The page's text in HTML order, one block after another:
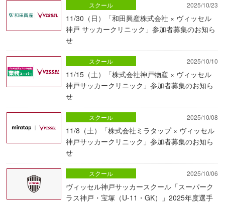
2025/10/23
11/30（日）「和田興産株式会社 × ヴィッセル
神戸 サッカークリニック」参加者募集のお知ら
せ
スクール
2025/10/10
11/15（土）「株式会社神戸物産 × ヴィッセル
神戸サッカークリニック」参加者募集のお知ら
せ
スクール
2025/10/08
11/8（土）「株式会社ミラタップ × ヴィッセル
神戸サッカークリニック」参加者募集のお知ら
せ
スクール
2025/10/06
ヴィッセル神戸サッカースクール「スーパーク
ラス神戸・宝塚（U-11・GK）」2025年度選手
スクール